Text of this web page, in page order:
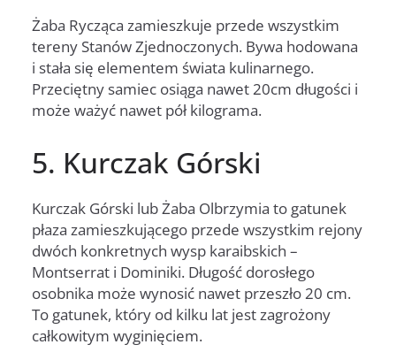
Żaba Rycząca zamieszkuje przede wszystkim
tereny Stanów Zjednoczonych. Bywa hodowana
i stała się elementem świata kulinarnego.
Przeciętny samiec osiąga nawet 20cm długości i
może ważyć nawet pół kilograma.
5. Kurczak Górski
Kurczak Górski lub Żaba Olbrzymia to gatunek
płaza zamieszkującego przede wszystkim rejony
dwóch konkretnych wysp karaibskich –
Montserrat i Dominiki. Długość dorosłego
osobnika może wynosić nawet przeszło 20 cm.
To gatunek, który od kilku lat jest zagrożony
całkowitym wyginięciem.